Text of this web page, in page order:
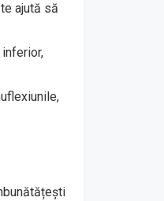
ajută să